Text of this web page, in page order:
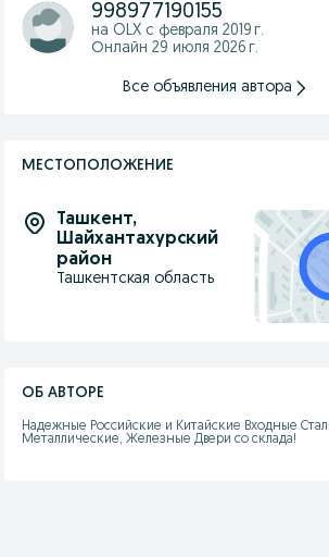
998977190155
на OLX с февраля 2019 г.
Онлайн 29 июля 2026 г.
Все объявления автора
МЕСТОПОЛОЖЕНИЕ
Ташкент,
Шайхантахурский
район
Ташкентская область
ОБ АВТОРЕ
Надежные Российские и Китайские Входные
Металлические, Железные Двери со склада!